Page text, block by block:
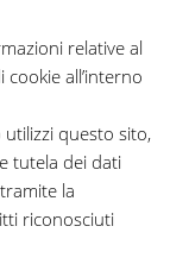
relative al
all’interno
utilizzi questo sito,
tutela dei dati
la
riconosciuti